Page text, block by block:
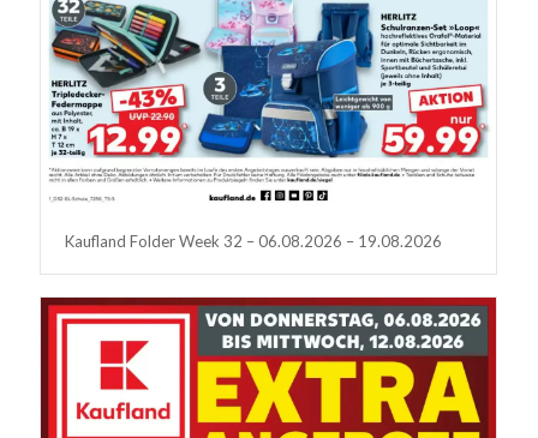
Kaufland Folder Week 32 – 06.08.2026 – 19.08.2026